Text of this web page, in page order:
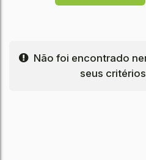
Não foi encontrado
seus